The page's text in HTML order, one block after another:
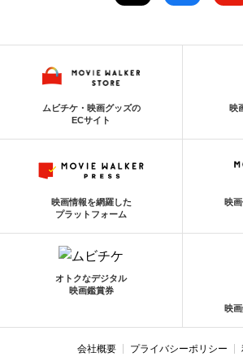
ムビチケ・映画グッズの
ECサイト
映
映画情報を網羅した
プラットフォーム
映画
オトクなデジタル
映画鑑賞券
映
会社概要 プライバシーポリシー